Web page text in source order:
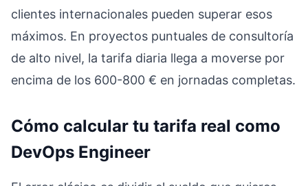
clientes internacionales pueden superar esos
máximos. En proyectos puntuales de consultoría
de alto nivel, la tarifa diaria llega a moverse por
encima de los 600-800 € en jornadas completas.
Cómo calcular tu tarifa real como
DevOps Engineer